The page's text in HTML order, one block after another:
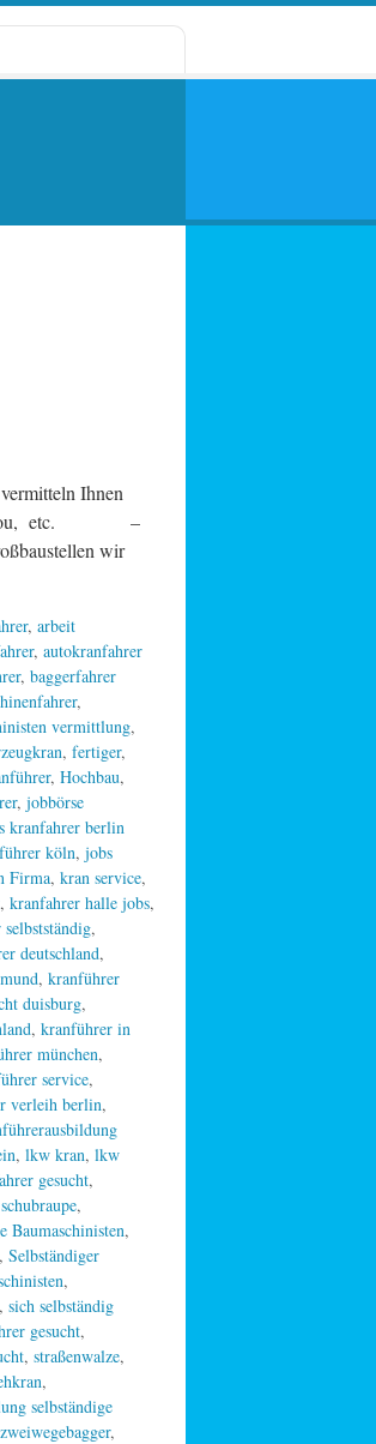
Ihnen
etc. –
wir
, arbeit
, autokranfahrer
, baggerfahrer
,
vermittlung,
, fertiger,
, Hochbau,
, jobbörse
kranfahrer berlin
köln, jobs
Firma, kran service,
, kranfahrer halle jobs,
,
deutschland,
, kranführer
duisburg,
, kranführer in
münchen,
service,
verleih berlin,
, lkw kran, lkw
gesucht,
schubraupe,
Baumaschinisten,
Selbständiger
,
, sich selbständig
gesucht,
, straßenwalze,
,
selbständige
zweiwegebagger,